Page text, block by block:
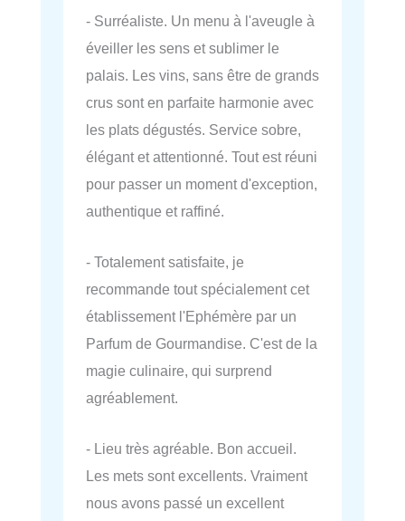
- Surréaliste. Un menu à l'aveugle à
éveiller les sens et sublimer le
palais. Les vins, sans être de grands
crus sont en parfaite harmonie avec
les plats dégustés. Service sobre,
élégant et attentionné. Tout est réuni
pour passer un moment d'exception,
authentique et raffiné.
- Totalement satisfaite, je
recommande tout spécialement cet
établissement l'Ephémère par un
Parfum de Gourmandise. C'est de la
magie culinaire, qui surprend
agréablement.
- Lieu très agréable. Bon accueil.
Les mets sont excellents. Vraiment
nous avons passé un excellent